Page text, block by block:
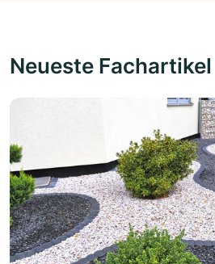
Neueste Fachartikel